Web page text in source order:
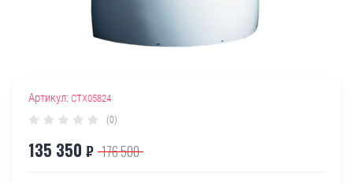
Артикул: СТХ05824
(0)
135 350 ₽ 176 500